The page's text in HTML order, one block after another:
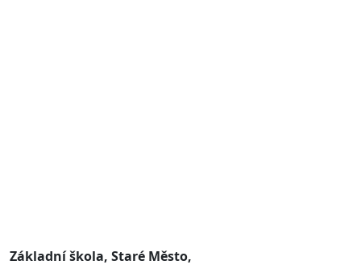
Základní škola, Staré Město,